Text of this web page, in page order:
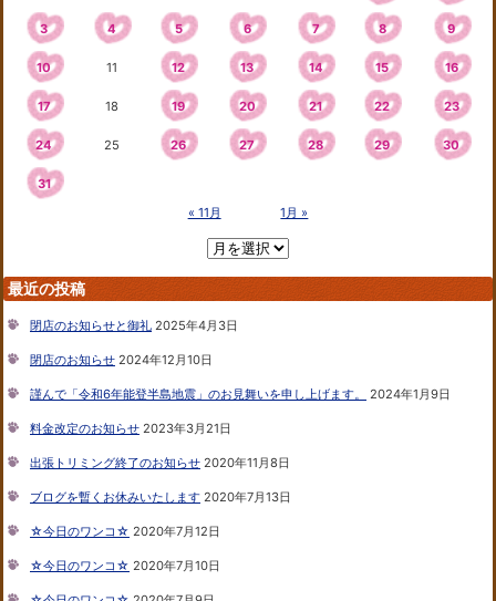
3 4 5 6 7 8 9
10 11 12 13 14 15 16
17 18 19 20 21 22 23
24 25 26 27 28 29 30
31
« 11月
1月 »
最近の投稿
閉店のお知らせと御礼 2025年4月3日
閉店のお知らせ 2024年12月10日
謹んで「令和6年能登半島地震」のお見舞いを申し上げます。 2024年1月9日
料金改定のお知らせ 2023年3月21日
出張トリミング終了のお知らせ 2020年11月8日
ブログを暫くお休みいたします 2020年7月13日
☆今日のワンコ☆ 2020年7月12日
☆今日のワンコ☆ 2020年7月10日